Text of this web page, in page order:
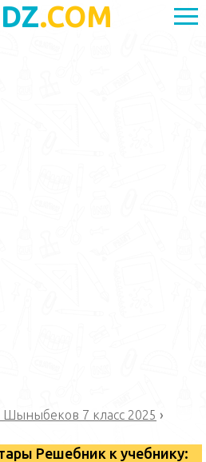
.COM
Шыныбеков 7 класс 2025 ›
Решебник к учебнику: